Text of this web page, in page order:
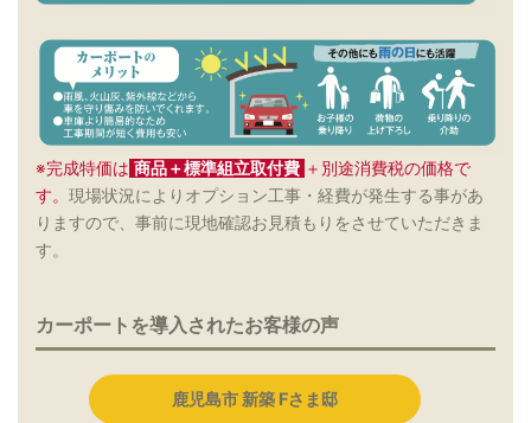
※完成特価は 商品＋標準組立取付費 ＋別途消費税の価格で
す。 現場状況によりオプション工事・経費が発生する事があ
りますので、事前に現地確認お見積もりをさせていただきま
す。
カーポートを導入されたお客様の声
鹿児島市 新築 Fさま邸